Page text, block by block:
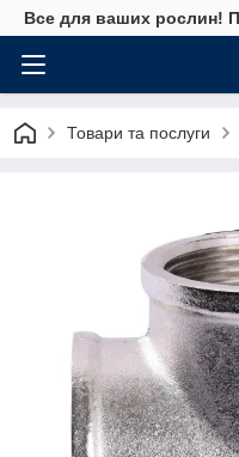
Все для ваших рослин!
Товари та послуги